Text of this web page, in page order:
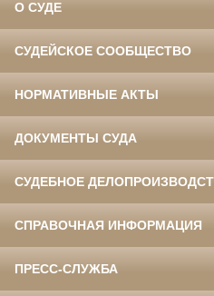
О СУДЕ
СУДЕЙСКОЕ СООБЩЕСТВО
НОРМАТИВНЫЕ АКТЫ
ДОКУМЕНТЫ СУДА
СУДЕБНОЕ
СПРАВОЧНАЯ ИНФОРМАЦИЯ
ПРЕСС-СЛУЖБА